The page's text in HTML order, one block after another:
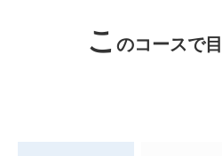
こ のコースで